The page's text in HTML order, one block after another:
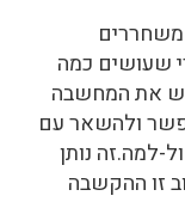
שעושים כמה
את המחשבה
ולהשאר עם
למה.זה נותן
זו ההקשבה